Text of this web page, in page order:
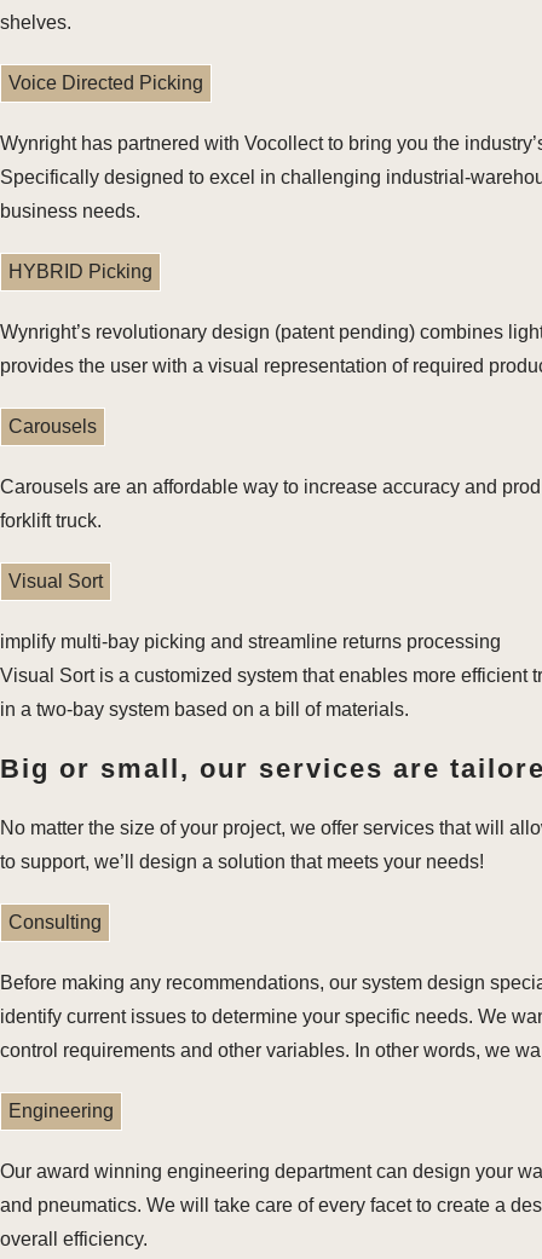
shelves.
Voice Directed Picking
Wynright has partnered with Vocollect to bring you the
Specifically designed to excel in challenging industrial-
business needs.
HYBRID Picking
Wynright’s revolutionary design (patent pending) combines
provides the user with a visual representation of required
Carousels
Carousels are an affordable way to increase accuracy and
forklift truck.
Visual Sort
implify multi-bay picking and streamline returns processing
Visual Sort is a customized system that enables more
in a two-bay system based on a bill of materials.
Big or small, our services are
No matter the size of your project, we offer services that will
to support, we’ll design a solution that meets your needs!
Consulting
Before making any recommendations, our system design
identify current issues to determine your specific needs. We
control requirements and other variables. In other words, we
Engineering
Our award winning engineering department can design your
and pneumatics. We will take care of every facet to create a
overall efficiency.